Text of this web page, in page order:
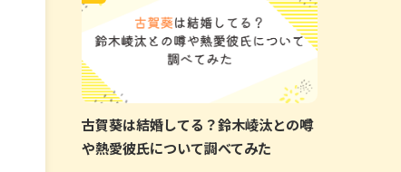
古賀葵は結婚してる？鈴木崚汰との噂
や熱愛彼氏について調べてみた